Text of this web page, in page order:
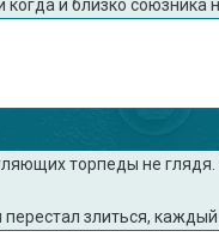
и близко союзника
торпеды не
злиться,